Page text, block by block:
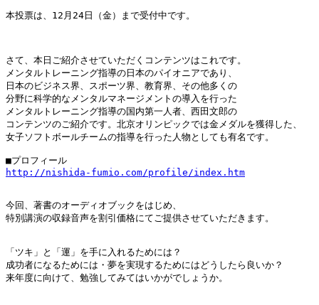
本投票は、12月24日（金）まで受付中です。
さて、本日ご紹介させていただくコンテンツはこれです。
メンタルトレーニング指導の日本のパイオニアであり、
日本のビジネス界、スポーツ界、教育界、その他多くの
分野に科学的なメンタルマネージメントの導入を行った
メンタルトレーニング指導の国内第一人者、西田文郎の
コンテンツのご紹介です。北京オリンピックでは金メダルを獲得した、
女子ソフトボールチームの指導を行った人物としても有名です。
http://nishida-fumio.com/profile/index.htm
今回、著書のオーディオブックをはじめ、
特別講演の収録音声を割引価格にてご提供させていただきます。
「ツキ」と「運」を手に入れるためには？
成功者になるためには・夢を実現するためにはどうしたら良いか？
来年度に向けて、勉強してみてはいかがでしょうか。